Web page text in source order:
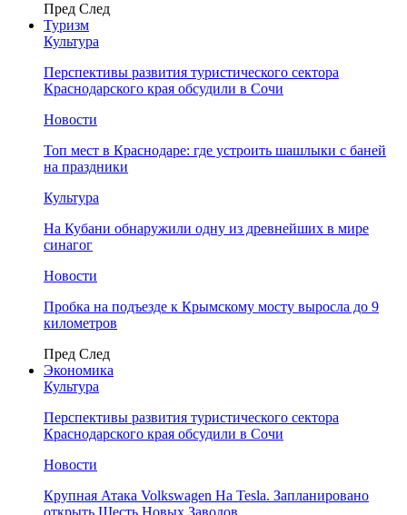
Пред След
Туризм
Культура
Перспективы развития туристического сектора
Краснодарского края обсудили в Сочи
Новости
Топ мест в Краснодаре: где устроить шашлыки с баней
на праздники
Культура
На Кубани обнаружили одну из древнейших в мире
синагог
Новости
Пробка на подъезде к Крымскому мосту выросла до 9
километров
Пред След
Экономика
Культура
Перспективы развития туристического сектора
Краснодарского края обсудили в Сочи
Новости
Крупная Атака Volkswagen На Tesla. Запланировано
открыть Шесть Новых Заводов